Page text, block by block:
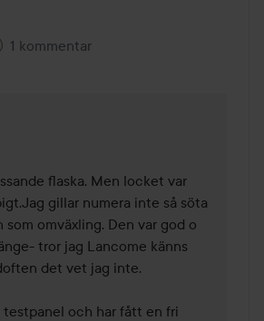
1 kommentar
lades 1 år
flaska. Men locket var
gillar numera inte så söta
som omväxling. Den var god o
tror jag Lancome känns
det vet jag inte.
och har fått en fri